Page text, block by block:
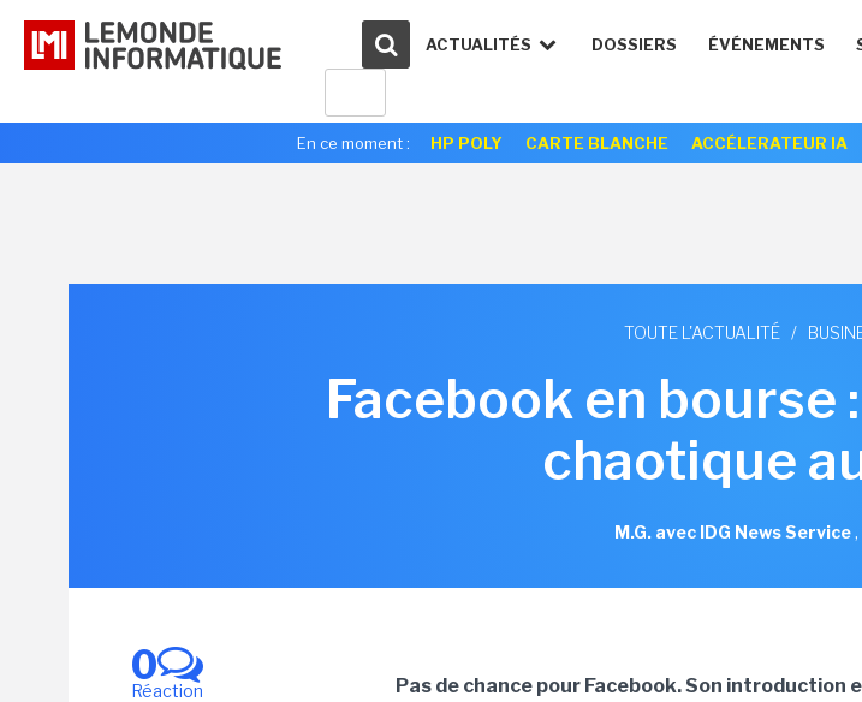
ACTUALITÉS DOSSIERS ÉVÉNEMENTS
En ce moment : HP POLY CARTE BLANCHE ACCÉLERATEUR IA
TOUTE L'ACTUALITÉ /
Facebook en
chaotique
M.G. avec IDG News Service,
0
Réaction
Pas de chance pour Facebook. Son introduction